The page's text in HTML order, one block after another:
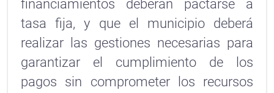
financiamientos deberán pactarse a
tasa fija, y que el municipio deberá
realizar las gestiones necesarias para
garantizar el cumplimiento de los
pagos sin comprometer los recursos